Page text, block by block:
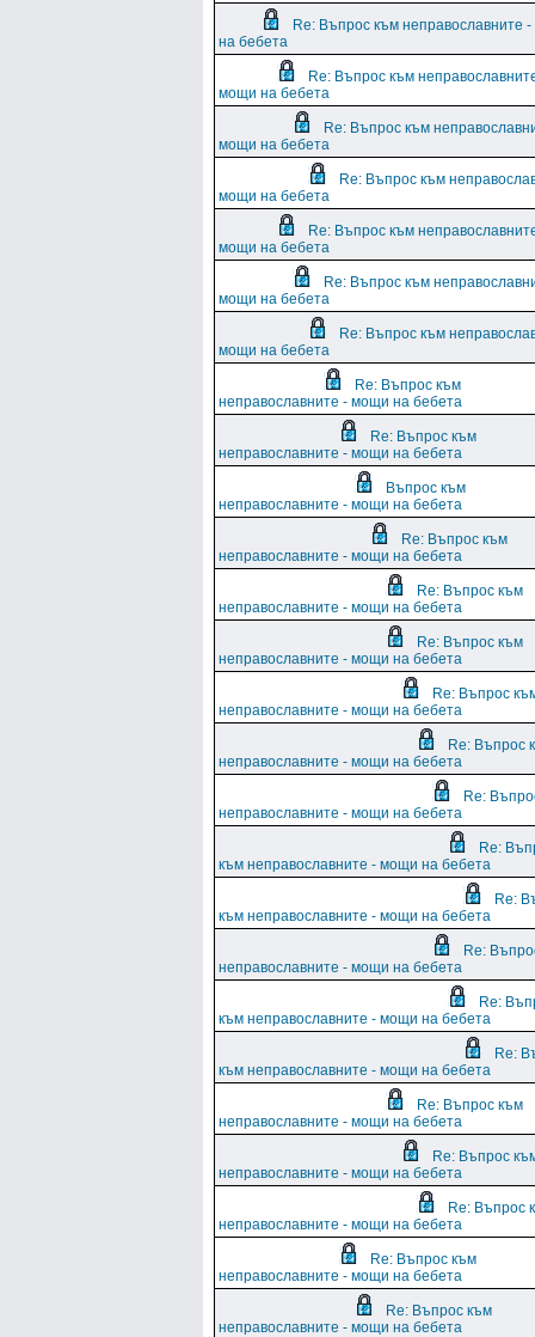
Re: Въпрос към неправославните
на бебета
Re: Въпрос към
мощи на бебета
Re: Въпрос към
мощи на бебета
Re: Въпрос към
мощи на бебета
Re: Въпрос към
мощи на бебета
Re: Въпрос към
мощи на бебета
Re: Въпрос към
мощи на бебета
Re: Въпрос към
неправославните - мощи на бебета
Re: Въпрос към
неправославните - мощи на бебета
Въпрос към
неправославните - мощи на бебета
Re: Въпрос към
неправославните - мощи на бебета
Re: Въпрос към
неправославните - мощи на бебета
Re: Въпрос към
неправославните - мощи на бебета
Re: Въпрос
неправославните - мощи на бебета
Re: Въпрос
неправославните - мощи на бебета
Re:
неправославните - мощи на бебета
Re:
към неправославните - мощи на бебета
Re:
към неправославните - мощи на бебета
Re:
неправославните - мощи на бебета
Re:
към неправославните - мощи на бебета
Re:
към неправославните - мощи на бебета
Re: Въпрос към
неправославните - мощи на бебета
Re: Въпрос
неправославните - мощи на бебета
Re: Въпрос
неправославните - мощи на бебета
Re: Въпрос към
неправославните - мощи на бебета
Re: Въпрос към
неправославните - мощи на бебета